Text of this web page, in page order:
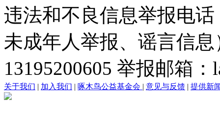
违法和不良信息举报电
未成年人举报、谣言信
13195200605 举报邮箱
关于我们 | 加入我们 | 啄木鸟公益基金会 | 意见与反馈 | 提供新